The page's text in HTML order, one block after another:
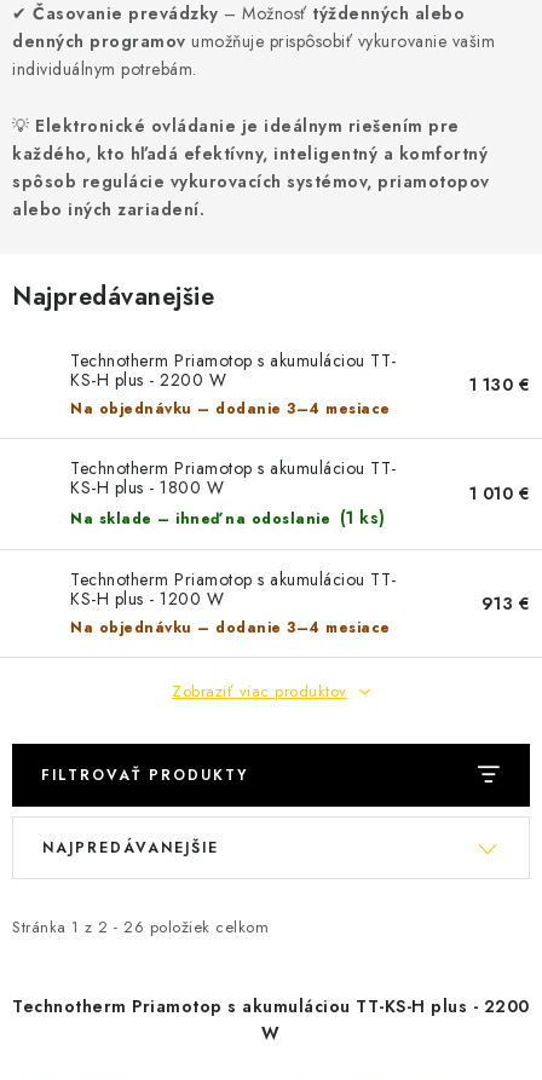
REFERENCIE
KONTAKTY
Obchodné podmienky
Zásady ochrany osobných údajov
Ceny přepravy
Kontakty
✔ Časovanie prevádzky – Možnosť týždenných alebo
denných programov umožňuje prispôsobiť vykurovanie vašim
individuálnym potrebám.
💡 Elektronické ovládanie je ideálnym riešením pre
každého, kto hľadá efektívny, inteligentný a komfortný
spôsob regulácie vykurovacích systémov, priamotopov
alebo iných zariadení.
Najpredávanejšie
Technotherm Priamotop s akumuláciou TT-
KS-H plus - 2200 W
Na objednávku – dodanie 3–4 mesiace
1 130 €
Technotherm Priamotop s akumuláciou TT-
KS-H plus - 1800 W
Na sklade – ihneď na odoslanie (1 ks)
1 010 €
Technotherm Priamotop s akumuláciou TT-
KS-H plus - 1200 W
Na objednávku – dodanie 3–4 mesiace
913 €
Zobraziť viac produktov
FILTROVAŤ PRODUKTY
V
i
p
Stránka 1 z 2 - 26 položiek celkom
R
e
i
NAJPREDÁVANEJŠIE
Technotherm Priamotop s akumuláciou TT-KS-H plus - 2200
W